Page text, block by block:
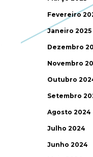
Fevereiro
Janeiro 2025
Dezembro
Novembro
Outubro
Setembro
Agosto 2024
Julho 2024
Junho 2024